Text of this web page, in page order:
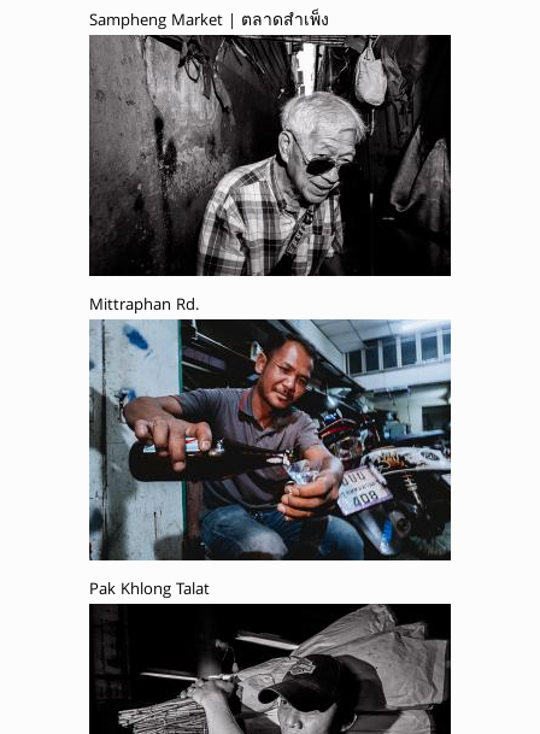
Sampheng Market | ตลาดสำเพ็ง
Mittraphan Rd.
Pak Khlong Talat